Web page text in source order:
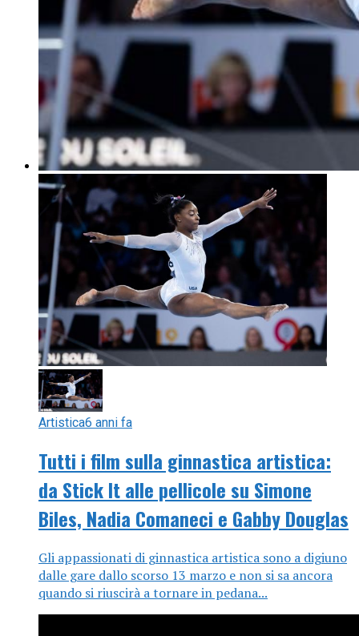
Artistica6 anni fa
Tutti i film sulla ginnastica artistica:
da Stick It alle pellicole su Simone
Biles, Nadia Comaneci e Gabby Douglas
Gli appassionati di ginnastica artistica sono a digiuno
dalle gare dallo scorso 13 marzo e non si sa ancora
quando si riuscirà a tornare in pedana...